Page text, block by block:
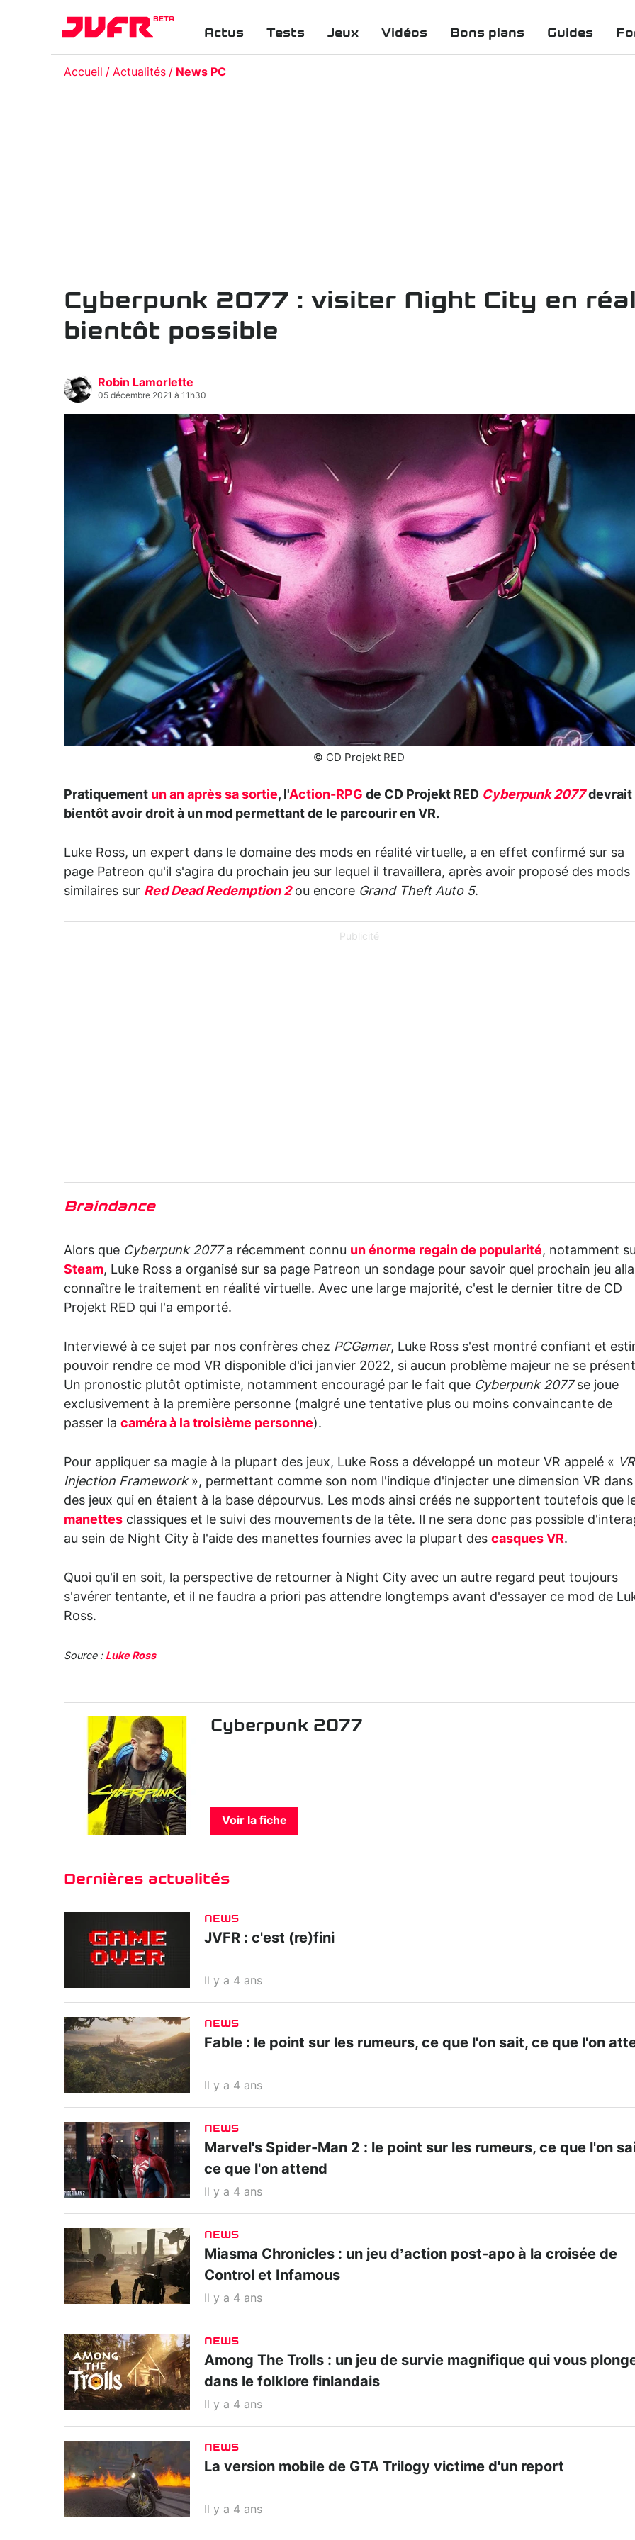
BETA
Actus Tests Jeux Vidéos Bons plans Guides
Accueil Actualités News PC
Cyberpunk 2077 : visiter Night City en
bientôt possible
Robin Lamorlette
05 décembre 2021 à 11h30
© CD Projekt RED
Pratiquement un an après sa sortie, l'Action-RPG de CD Projekt RED Cyberpunk 2077devrait
bientôt avoir droit à un mod permettant de le parcourir en VR.
Luke Ross, un expert dans le domaine des mods en réalité virtuelle, a en effet confirmé sur sa
page Patreon qu'il s'agira du prochain jeu sur lequel il travaillera, après avoir proposé des mods
similaires sur Red Dead Redemption 2ou encore Grand Theft Auto 5.
Publicité
Braindance
Alors que Cyberpunk 2077a récemment connu un énorme regain de popularité, notamment
Steam, Luke Ross a organisé sur sa page Patreon un sondage pour savoir quel prochain jeu
connaître le traitement en réalité virtuelle. Avec une large majorité, c'est le dernier titre de CD
Projekt RED qui l'a emporté.
Interviewé à ce sujet par nos confrères chez PCGamer, Luke Ross s'est montré confiant et
pouvoir rendre ce mod VR disponible d'ici janvier 2022, si aucun problème majeur ne se
Un pronostic plutôt optimiste, notamment encouragé par le fait que Cyberpunk 2077se joue
exclusivement à la première personne (malgré une tentative plus ou moins convaincante de
passer la caméra à la troisième personne).
Pour appliquer sa magie à la plupart des jeux, Luke Ross a développé un moteur VR appelé « VR
Injection Framework», permettant comme son nom l'indique d'injecter une dimension VR dans
des jeux qui en étaient à la base dépourvus. Les mods ainsi créés ne supportent toutefois que
manettes classiques et le suivi des mouvements de la tête. Il ne sera donc pas possible
au sein de Night City à l'aide des manettes fournies avec la plupart des casques VR.
Quoi qu'il en soit, la perspective de retourner à Night City avec un autre regard peut toujours
s'avérer tentante, et il ne faudra a priori pas attendre longtemps avant d'essayer ce mod de
Ross.
Source : Luke Ross
Cyberpunk 2077
Voir la fiche
Dernières actualités
NEWS
JVFR : c'est (re)fini
Il y a 4 ans
NEWS
Fable : le point sur les rumeurs, ce que l'on sait, ce que l'on
Il y a 4 ans
NEWS
Marvel's Spider-Man 2 : le point sur les rumeurs, ce que l'on
ce que l'on attend
Il y a 4 ans
NEWS
Miasma Chronicles : un jeu d’action post-apo à la croisée de
Control et Infamous
Il y a 4 ans
NEWS
Among The Trolls : un jeu de survie magnifique qui vous
dans le folklore finlandais
Il y a 4 ans
NEWS
La version mobile de GTA Trilogy victime d'un report
Il y a 4 ans